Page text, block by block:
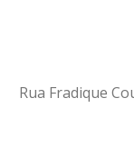
Rua Fradique